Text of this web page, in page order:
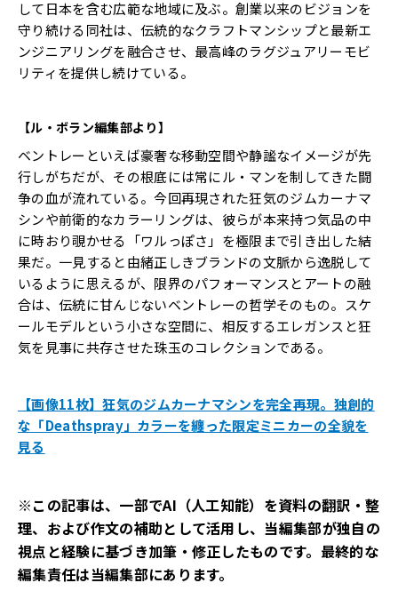
して日本を含む広範な地域に及ぶ。創業以来のビジョンを
守り続ける同社は、伝統的なクラフトマンシップと最新エ
ンジニアリングを融合させ、最高峰のラグジュアリーモビ
リティを提供し続けている。
【ル・ボラン編集部より】
ベントレーといえば豪奢な移動空間や静謐なイメージが先
行しがちだが、その根底には常にル・マンを制してきた闘
争の血が流れている。今回再現された狂気のジムカーナマ
シンや前衛的なカラーリングは、彼らが本来持つ気品の中
に時おり覗かせる「ワルっぽさ」を極限まで引き出した結
果だ。一見すると由緒正しきブランドの文脈から逸脱して
いるように思えるが、限界のパフォーマンスとアートの融
合は、伝統に甘んじないベントレーの哲学そのもの。スケ
ールモデルという小さな空間に、相反するエレガンスと狂
気を見事に共存させた珠玉のコレクションである。
【画像11枚】狂気のジムカーナマシンを完全再現。独創的
な「Deathspray」カラーを纏った限定ミニカーの全貌を
見る
※この記事は、一部でAI（人工知能）を資料の翻訳・整
理、および作文の補助として活用し、当編集部が独自の
視点と経験に基づき加筆・修正したものです。最終的な
編集責任は当編集部にあります。